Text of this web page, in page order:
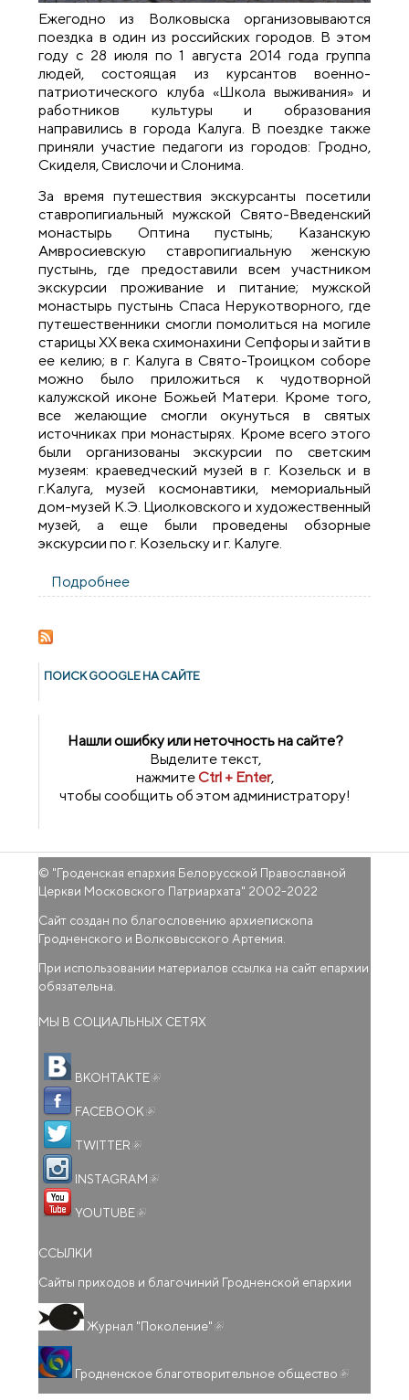
Ежегодно из Волковыска организовываются
поездка в один из российских городов. В этом
году с 28 июля по 1 августа 2014 года группа
людей, состоящая из курсантов военно-
патриотического клуба «Школа выживания» и
работников культуры и образования
направились в города Калуга. В поездке также
приняли участие педагоги из городов: Гродно,
Скиделя, Свислочи и Слонима.
За время путешествия экскурсанты посетили
ставропигиальный мужской Свято-Введенский
монастырь Оптина пустынь; Казанскую
Амвросиевскую ставропигиальную женскую
пустынь, где предоставили всем участником
экскурсии проживание и питание; мужской
монастырь пустынь Спаса Нерукотворного, где
путешественники смогли помолиться на могиле
старицы XX века схимонахини Сепфоры и зайти в
ее келию; в г. Калуга в Свято-Троицком соборе
можно было приложиться к чудотворной
калужской иконе Божьей Матери. Кроме того,
все желающие смогли окунуться в святых
источниках при монастырях. Кроме всего этого
были организованы экскурсии по светским
музеям: краеведческий музей в г. Козельск и в
г.Калуга, музей космонавтики, мемориальный
дом-музей К.Э. Циолковского и художественный
музей, а еще были проведены обзорные
экскурсии по г. Козельску и г. Калуге.
Подробнее
(Российская Федерация)
ПОИСК GOОGLE НА САЙТЕ
Нашли ошибку или неточность на сайте?
Выделите текст,
нажмитеCtrl + Enter,
чтобы сообщить об этом администратору!
© "Гроденская епархия Белорусской Православной
Церкви Московского Патриархата" 2002-2022
Сайт создан по благословению архиепископа
Гродненского и Волковысского Артемия.
При использовании материалов ссылка на сайт епархии
обязательна.
МЫ В СОЦИАЛЬНЫХ СЕТЯХ
ВКОНТАКТЕ
FACEBOOK
TWITTER
INSTAGRAM
YOUTUBE
ССЫЛКИ
Сайты приходов и благочиний Гродненской епархии
Журнал "Поколение"
Гродненское благотворительное общество ссылка)